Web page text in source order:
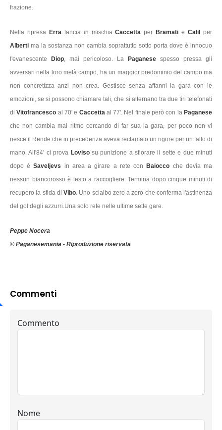
frazione.
Nella ripresa Erralancia in mischiaCaccetta per BramatieCalilper
Alberti ma la sostanza non cambia soprattutto sotto porta dove è innocuo
l'evanescente
Diop, mai pericoloso. La Paganese spesso pressa gli
avversari nella loro metà campo, ha un maggior predominio del campo ma
non concretizza anzi non crea. Gestisce senza affanni la gara con le
emozioni, se si possono chiamare tali, che si alternano tra due tiri telefonati
diVitofrancesco al 70' e Caccettaal 77'. Nel finale però con la Paganese
che non cambia mai ritmo cercando di far sua la gara, per poco non vi
riesce il Rende che in precedenza aveva reclamato un rigore per un fallo di
mano. All'84' ci prova Loviso su punizione a sfiorare il sette e due minuti
dopo èSaveljevs in area a girare a rete con Baiocco che devia ma
nessun biancorosso è lesto a raccogliere. Termina dopo cinque minuti di
recupero la sfida di Vibo. Uno scialbo zero a zero che conferma l'astinenza
del gol degli azzurri.Una solo rete nelle ultime sette gare.
Peppe Nocera
© Paganesemania - Riproduzione riservata
Commenti